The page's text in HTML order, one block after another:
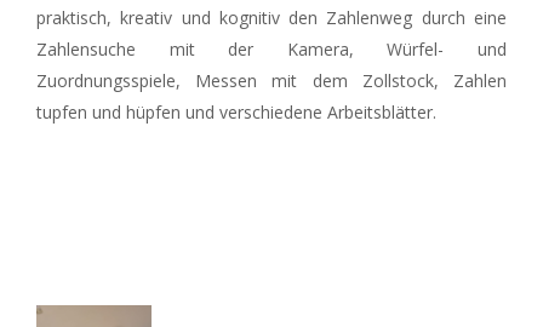
praktisch, kreativ und kognitiv den Zahlenweg durch eine
Zahlensuche mit der Kamera, Würfel- und
Zuordnungsspiele, Messen mit dem Zollstock, Zahlen
tupfen und hüpfen und verschiedene Arbeitsblätter.